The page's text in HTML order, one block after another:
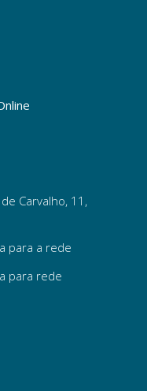
Carvalho, 11,
para a rede
para rede